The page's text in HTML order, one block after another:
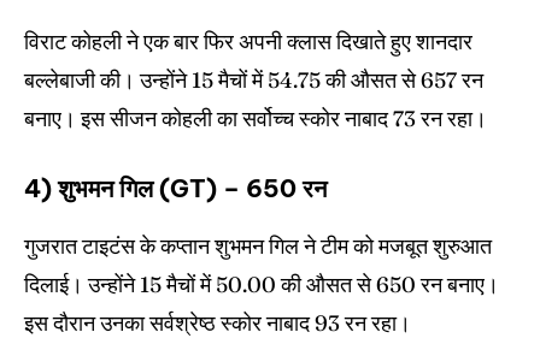
विराट कोहली ने एक बार फिर अपनी क्लास दिखाते हुए शानदार
बल्लेबाजी की। उन्होंने 15 मैचों में 54.75 की औसत से 657 रन
बनाए। इस सीजन कोहली का सर्वोच्च स्कोर नाबाद 73 रन रहा।
4) शुभमन गिल (GT) – 650 रन
गुजरात टाइटंस के कप्तान शुभमन गिल ने टीम को मजबूत शुरुआत
दिलाई। उन्होंने 15 मैचों में 50.00 की औसत से 650 रन बनाए।
इस दौरान उनका सर्वश्रेष्ठ स्कोर नाबाद 93 रन रहा।